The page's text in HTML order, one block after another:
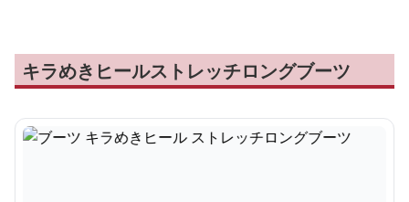
キラめきヒールストレッチロングブーツ